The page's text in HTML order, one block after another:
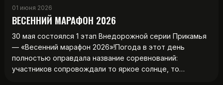
01 июня 2026
ВЕСЕННИЙ МАРАФОН 2026
30 мая состоялся 1 этап Внедорожной серии Прикамья
— «Весенний марафон 2026»!Погода в этот день
полностью оправдала название соревнований:
участников сопровождали то яркое солнце, то…